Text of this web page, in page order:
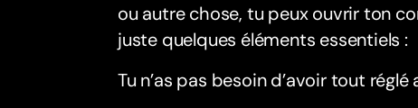
ou autre chose, tu peux ouvrir ton
juste quelques éléments essentiels :
Tu n’as pas besoin d’avoir tout réglé